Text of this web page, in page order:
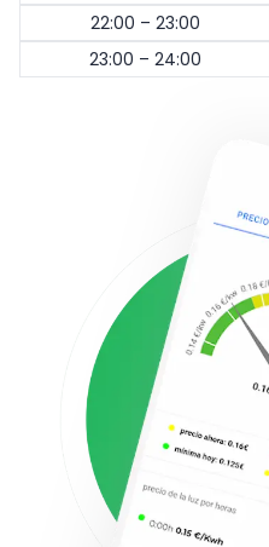
22:00 – 23:00
23:00 – 24:00